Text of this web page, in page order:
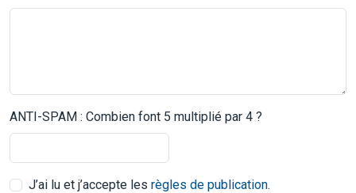
ANTI-SPAM : Combien font 5 multiplié par 4 ?
J’ai lu et j’accepte les règles de publication.